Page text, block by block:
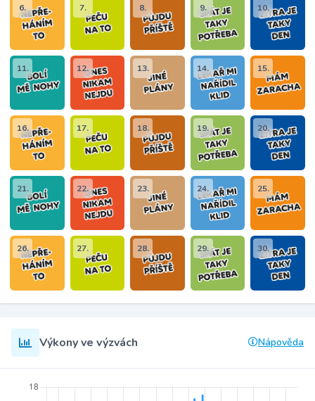
6. 7. 8. 9. 10.
11. 12. 13. 14. 15.
16. 17. 18. 19. 20.
21. 22. 23. 24. 25.
26. 27. 28. 29. 30.
Výkony ve výzvách Nápověda